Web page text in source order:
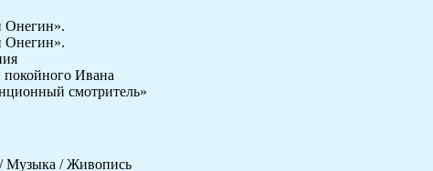
Ивана
смотритель»
/ Музыка / Живопись